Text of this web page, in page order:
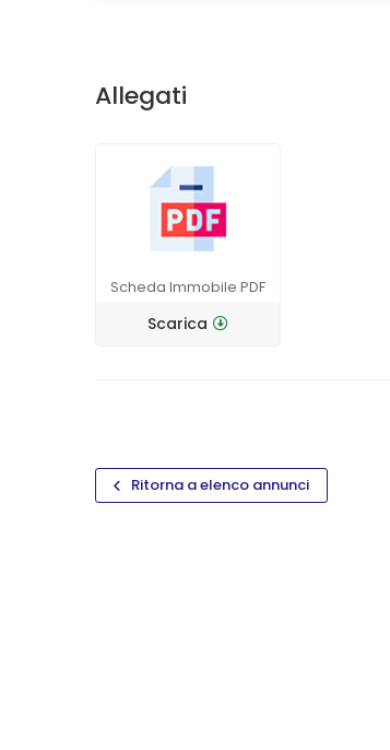
Allegati
Scheda Immobile PDF
Scarica
Ritorna a elenco annunci